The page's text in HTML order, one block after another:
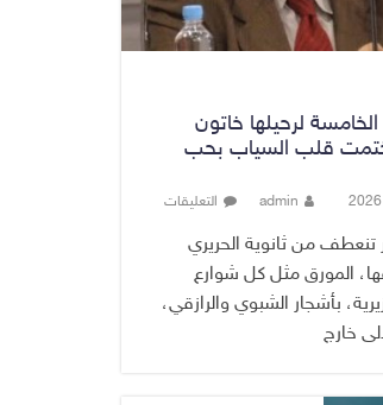
لرحيلها خاتون
قلب السياب بحب
admin التعليقات
من ثانوية الحريري
المورق مثل كل شوارع
بأشجار الشبوي والرازقي،
خارج